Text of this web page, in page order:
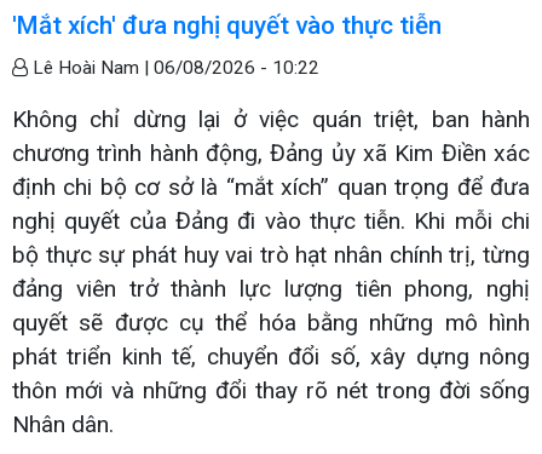
'Mắt xích' đưa nghị quyết vào thực tiễn
Lê Hoài Nam | 06/08/2026 - 10:22
Không chỉ dừng lại ở việc quán triệt, ban hành
chương trình hành động, Đảng ủy xã Kim Điền xác
định chi bộ cơ sở là “mắt xích” quan trọng để đưa
nghị quyết của Đảng đi vào thực tiễn. Khi mỗi chi
bộ thực sự phát huy vai trò hạt nhân chính trị, từng
đảng viên trở thành lực lượng tiên phong, nghị
quyết sẽ được cụ thể hóa bằng những mô hình
phát triển kinh tế, chuyển đổi số, xây dựng nông
thôn mới và những đổi thay rõ nét trong đời sống
Nhân dân.